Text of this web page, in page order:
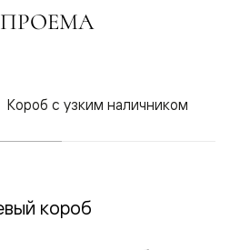
Короб с узким наличником
короб